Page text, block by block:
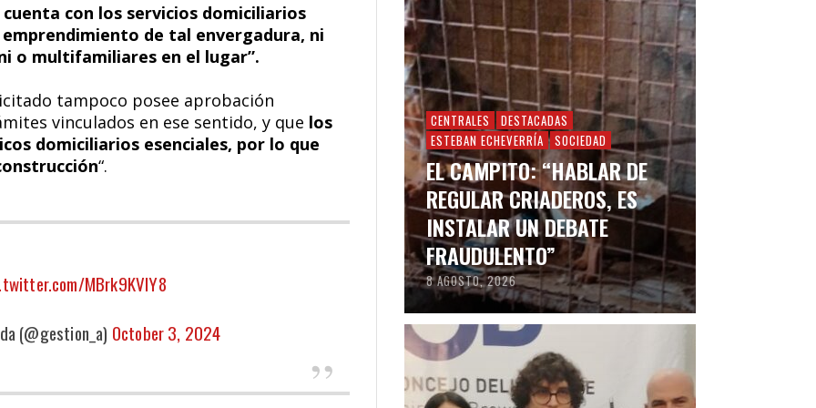
cuenta con los servicios domiciliarios
de tal envergadura, ni
o multifamiliares en el lugar”.
tampoco posee aprobación
vinculados en ese sentido, y que los
domiciliarios esenciales, por lo que
“.
MBrk9KVlY8
(@gestion_a) October 3, 2024
CENTRALES
DESTACADAS
ESTEBAN ECHEVERRÍA
SOCIEDAD
EL CAMPITO: “HABLAR DE
REGULAR CRIADEROS, ES
INSTALAR UN DEBATE
FRAUDULENTO”
8 AGOSTO, 2026